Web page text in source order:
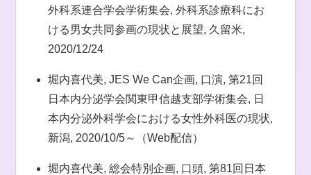
外科系連合学会学術集会, 外科系診療科にお
ける男女共同参画の現状と展望, 久留米,
2020/12/24
堀内喜代美, JES We Can企画, 口演, 第21回
日本内分泌学会関東甲信越支部学術集会, 日
本内分泌外科学会における女性外科医の現状,
新潟, 2020/10/5～（Web配信）
堀内喜代美, 総会特別企画, 口頭, 第81回日本